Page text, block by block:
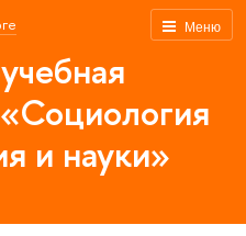
Меню
и науки»